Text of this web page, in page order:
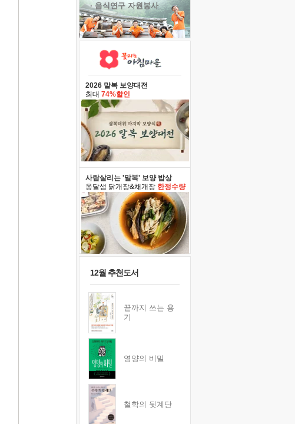
· 음식연구 자원봉사
2026 말복 보양대전
최대 74%할인
사람살리는 '말복' 보양 밥상
옹달샘 닭개장&채개장 한정수량
12월 추천도서
끝까지 쓰는 용
기
영양의 비밀
철학의 뒷계단